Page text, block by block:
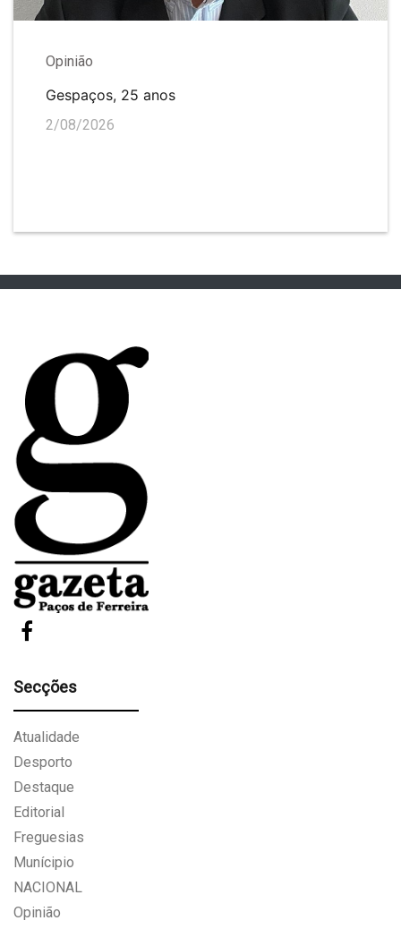
Opinião
Gespaços, 25 anos
2/08/2026
Secções
Atualidade
Desporto
Destaque
Editorial
Freguesias
Munícipio
NACIONAL
Opinião